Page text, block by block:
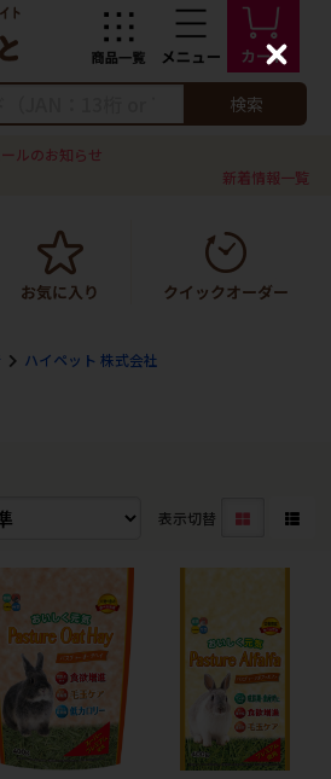
検索
ルのお知らせ
新着情報一覧
ハイペット 株式会社
表示切替
C
l
s